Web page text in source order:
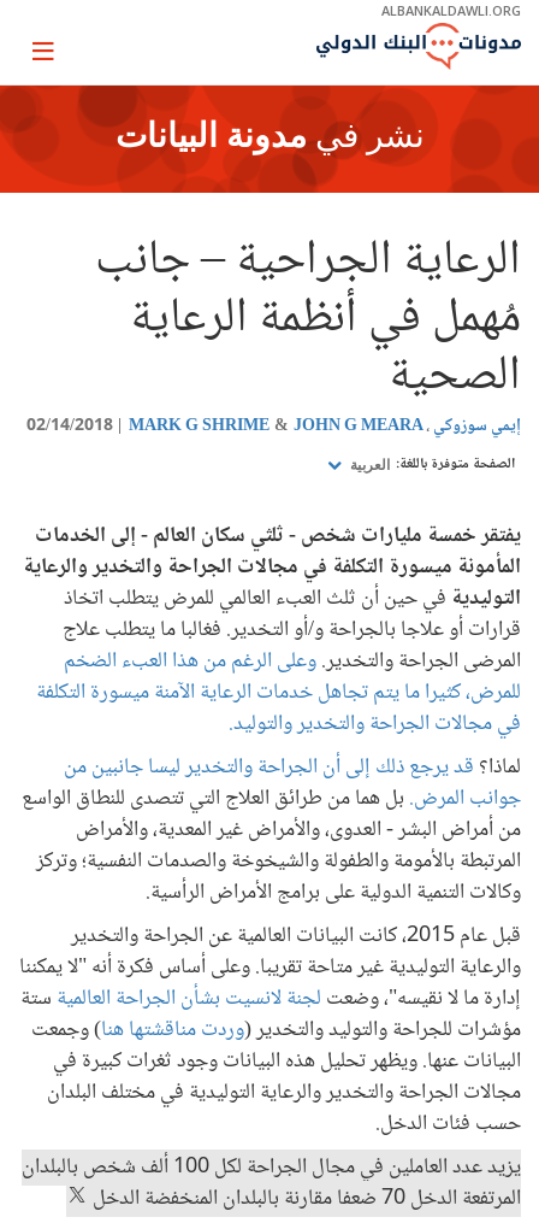
Skip
Main
ALBANKALDAWLI.ORG
Page
نشر في مدونة البيانات
الرعاية الجراحية – جانب
مُهمل في أنظمة الرعاية
الصحية
إيمي سوزوكي JOHN G MEARA
MARK G SHRIME
02/14/2018
الصفحة متوفرة باللغة: العربية
يفتقر خمسة مليارات شخص - ثلثي سكان العالم - إلى الخدمات
المأمونة ميسورة التكلفة في مجالات الجراحة والتخدير والرعاية
التوليدية في حين أن ثلث العبء العالمي للمرض يتطلب اتخاذ
قرارات أو علاجا بالجراحة و/أو التخدير. فغالبا ما يتطلب علاج
المرضى الجراحة والتخدير.وعلى الرغم من هذا العبء الضخم
للمرض، كثيرا ما يتم تجاهل خدمات الرعاية الآمنة ميسورة التكلفة
في مجالات الجراحة والتخدير والتوليد.
لماذا؟ قد يرجع ذلك إلى أن الجراحة والتخدير ليسا جانبين من
جوانب المرض. بل هما من طرائق العلاج التي تتصدى للنطاق الواسع
من أمراض البشر - العدوى، والأمراض غير المعدية، والأمراض
المرتبطة بالأمومة والطفولة والشيخوخة والصدمات النفسية؛ وتركز
وكالات التنمية الدولية على برامج الأمراض الرأسية.
قبل عام 2015، كانت البيانات العالمية عن الجراحة والتخدير
والرعاية التوليدية غير متاحة تقريبا. وعلى أساس فكرة أنه "لا يمكننا
إدارة ما لا نقيسه"، وضعت لجنة لانسيت بشأن الجراحة العالمية ستة
مؤشرات للجراحة والتوليد والتخدير (وردت مناقشتها هنا) وجمعت
البيانات عنها. ويظهر تحليل هذه البيانات وجود ثغرات كبيرة في
مجالات الجراحة والتخدير والرعاية التوليدية في مختلف البلدان
حسب فئات الدخل.
يزيد عدد العاملين في مجال الجراحة لكل 100 ألف شخص بالبلدان
المرتفعة الدخل 70 ضعفا مقارنة بالبلدان المنخفضة الدخل